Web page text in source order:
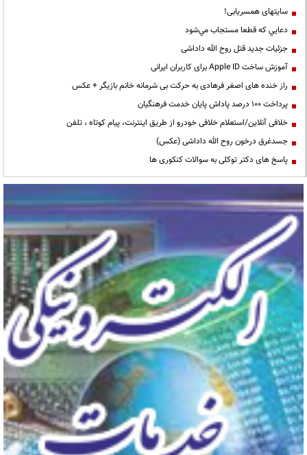
سایتهای همسریابی!
دعايي كه قطعا مستجاب مي‌شود
جزئیات جدید قتل روح الله داداشی
آموزش ساخت Apple ID برای کاربران ایرانی
راز خنده های اصغر فرهادی به حرکت بی شرمانه خانم بازیگر + عکس
پرداخت ۱۰۰ درصد پاداش پایان خدمت فرهنگیان
خلافی آنلاین/استعلام خلافی خودرو از طریق اینترنت، پیام کوتاه ، تلفن
جسدغرق درخون روح الله داداشی (عکس)
پاسخ های دکتر توکلی به سوالات کنکوری ها